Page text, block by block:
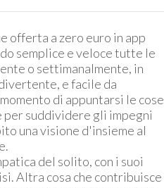
offerta a zero euro in app
semplice e veloce tutte le
o settimanalmente, in
e facile da
di appuntarsi le cose
suddividere gli impegni
una visione d'insieme al
del solito, con i suoi
Altra cosa che contribuisce